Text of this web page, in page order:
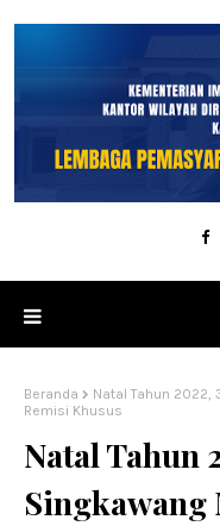
Beranda
Natal Tahun 2022,
Remisi Khusus
Natal Tahun
Singkawang